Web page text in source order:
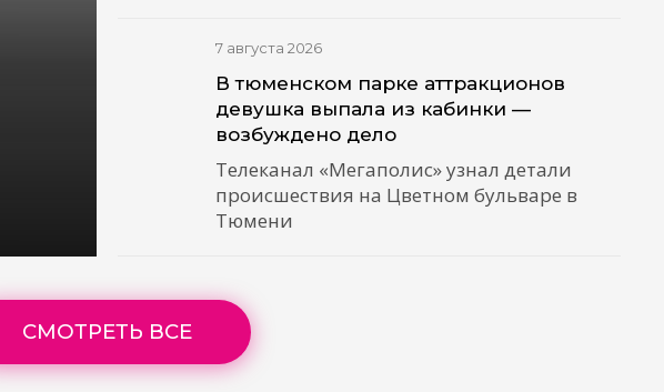
7 августа 2026
В тюменском парке аттракционов
девушка выпала из кабинки —
возбуждено дело
Телеканал «Мегаполис» узнал детали
происшествия на Цветном бульваре в
Тюмени
СМОТРЕТЬ ВСЕ